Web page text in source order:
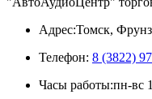
Адрес:Томск,
Телефон: 8 (3822)
Часы работы:пн-вс